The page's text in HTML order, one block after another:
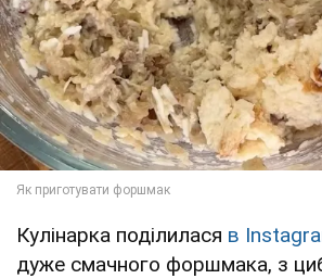
Кулінарка поділилася в
дуже смачного форшмака, з